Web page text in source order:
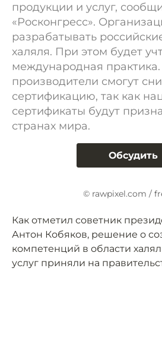
продукции и услуг,
«Росконгресс».
разрабатывать
халяля. При этом будет
международная
производители смогут
сертификацию, так как
сертификаты будут
странах мира.
Обсудить
© rawpixel.com /
Как отметил советник
Антон Кобяков, решение о
компетенций в области
услуг приняли на